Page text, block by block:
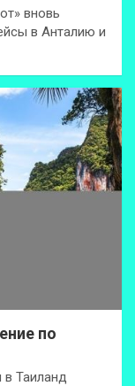
вновь
в Анталию и
по
в Таиланд